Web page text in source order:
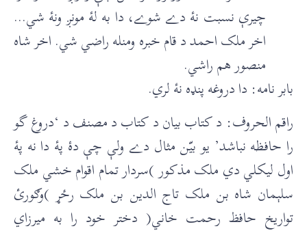
چیرې نسبت نۀ دے شوے، دا به لۀ مونږ ونۀ شي…
اخر ملک احمد د قام خبره ومنله راضي شي. اخر شاه
منصور هم راشي.
بابر نامه: دا دروغه پنډه نۀ لري.
راقم الحروف: د کتاب بيان د کتاب د مصنف د ‘دروغ گو
را حافظه نباشد’ يو بیّن مثال دے ولې چې دۀ پۀ دا نه پۀ
اول ليکلي دي ملک مذکور )سردار تمام اقوام خشي ملک
سلېمان شاه بن ملک تاج الدين بن ملک رځړ )وګورئ
تواريخ حافظ رحمت خاني( دختر خود را به ميرزاي